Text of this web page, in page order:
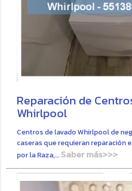
Reparación de
Whirlpool
Centros de lavado Whirlpool de
caseras que requieran reparación
por la Raza,...Saber más>>>